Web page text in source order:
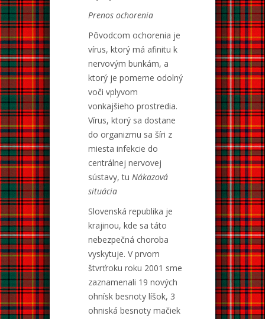
Prenos ochorenia
Pôvodcom ochorenia je
vírus, ktorý má afinitu k
nervovým bunkám, a
ktorý je pomerne odolný
voči vplyvom
vonkajšieho prostredia.
Vírus, ktorý sa dostane
do organizmu sa šíri z
miesta infekcie do
centrálnej nervovej
sústavy, tu Nákazová
situácia
Slovenská republika je
krajinou, kde sa táto
nebezpečná choroba
vyskytuje. V prvom
štvrťroku roku 2001 sme
zaznamenali 19 nových
ohnísk besnoty líšok, 3
ohniská besnoty mačiek